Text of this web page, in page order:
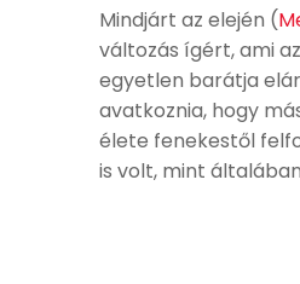
Mindjárt az elején (
változás ígért, ami
egyetlen barátja
avatkoznia, hogy
élete fenekestől
is volt, mint